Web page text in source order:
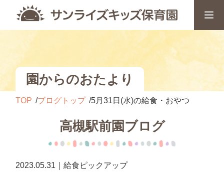
園からのおたより
TOP ブログトップ 5月31日(水)の給食・おやつ
高槻駅前園ブログ
2023.05.31｜給食ピックアップ